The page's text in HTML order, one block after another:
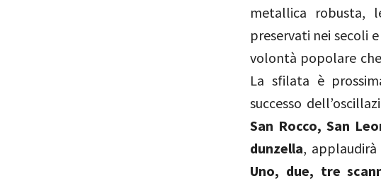
metallica robusta,
preservati nei secoli
volontà popolare
La sfilata è
successo
San Rocco, San
dunzella,
Uno, due, tre